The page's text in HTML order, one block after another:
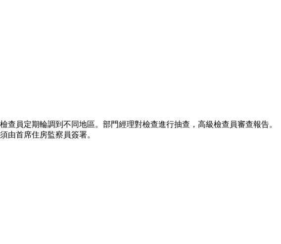
員定期輪調到不同地區。部門經理對檢查進行抽查，高級檢查員審查報告。
由首席住房監察員簽署。